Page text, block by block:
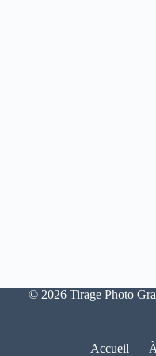
© 2026 Tirage Photo
Accueil